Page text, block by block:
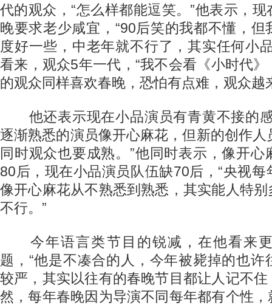
代的观众，“怎么样都能逗笑。”他表示，
晚要求老少咸宜，“90后笑的我都不懂，
度好一些，中老年就不行了，其实任何小
看来，观众5年一代，“我不会看《小时代
的观众同样喜欢春晚，恐怕有点难，观众越
他还表示现在小品演员有青黄不接的感
逐渐熟悉的演员像开心麻花，但新的创作
同时观众也要成熟。”他同时表示，像开心
80后，现在小品演员队伍缺70后，“央视
像开心麻花从不熟悉到熟悉，其实能人特
不行。”
今年语言类节目的锐减，在他看来更
题，“他是不凑合的人，今年被毙掉的也许
较严，其实以往有的春晚节目都让人记不
然，每年春晚因为导演不同每年都有个性